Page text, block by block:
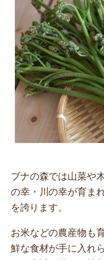
ブナの森では山菜や
の幸・川の幸が育ま
を誇ります。
お米などの農産物も
鮮な食材が手に入れ